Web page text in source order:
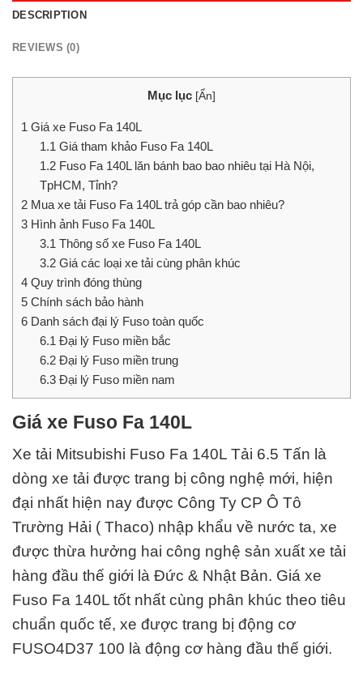
DESCRIPTION
REVIEWS (0)
Mục lục [Ẩn]
1 Giá xe Fuso Fa 140L
1.1 Giá tham khảo Fuso Fa 140L
1.2Fuso Fa 140L lăn bánh bao bao nhiêu tại Hà Nội,
TpHCM, Tỉnh?
2 Mua xe tải Fuso Fa 140L trả góp cần bao nhiêu?
3 Hình ảnh Fuso Fa 140L
3.1 Thông số xe Fuso Fa 140L
3.2Giá các loại xe tải cùng phân khúc
4 Quy trình đóng thùng
5 Chính sách bảo hành
6 Danh sách đại lý Fuso toàn quốc
6.1 Đại lý Fuso miền bắc
6.2Đại lý Fuso miền trung
6.3Đại lý Fuso miền nam
Giá xe Fuso Fa 140L
Xe tải Mitsubishi Fuso Fa 140L Tải 6.5 Tấn là
dòng xe tải được trang bị công nghệ mới, hiện
đại nhất hiện nay được Công Ty CP Ô Tô
Trường Hải ( Thaco) nhập khẩu về nước ta, xe
được thừa hưởng hai công nghệ sản xuất xe tải
hàng đầu thế giới là Đức & Nhật Bản. Giá xe
Fuso Fa 140L tốt nhất cùng phân khúc theo tiêu
chuẩn quốc tế, xe được trang bị động cơ
FUSO4D37 100 là động cơ hàng đầu thế giới.